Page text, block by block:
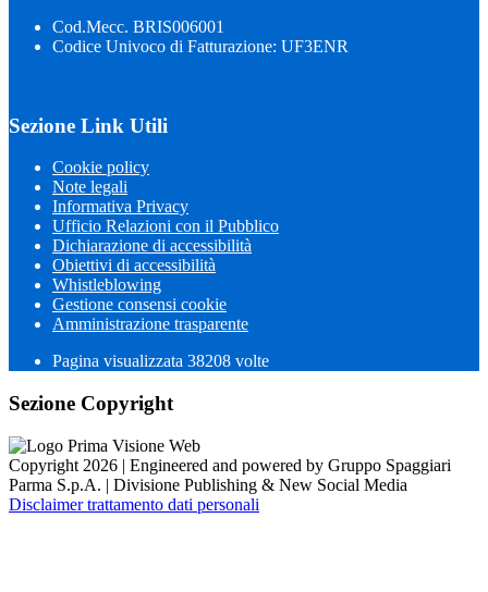
Cod.Mecc. BRIS006001
Codice Univoco di Fatturazione: UF3ENR
Sezione Link Utili
Cookie policy
Note legali
Informativa Privacy
Ufficio Relazioni con il Pubblico
Dichiarazione di accessibilità
Obiettivi di accessibilità
Whistleblowing
Gestione consensi cookie
Amministrazione trasparente
Pagina visualizzata 38208 volte
Sezione Copyright
Copyright 2026 | Engineered and powered by Gruppo Spaggiari
Parma S.p.A. | Divisione Publishing & New Social Media
Disclaimer trattamento dati personali